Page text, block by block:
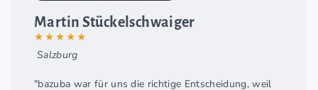
Martin Stückelschwaiger
★★★★★
Salzburg
"bazuba war für uns die richtige Entscheidung, weil